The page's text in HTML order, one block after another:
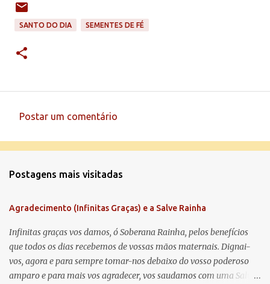
SANTO DO DIA SEMENTES DE FÉ
e
t
á
r
i
Postar um comentário
Postagens mais visitadas
Agradecimento (Infinitas Graças) e a Salve Rainha
Infinitas graças vos damos, ó Soberana Rainha, pelos benefícios
que todos os dias recebemos de vossas mãos maternais. Dignai-
vos, agora e para sempre tomar-nos debaixo do vosso poderoso
amparo e para mais vos agradecer, vos saudamos com uma Salve